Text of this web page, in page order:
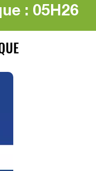
: 05H26